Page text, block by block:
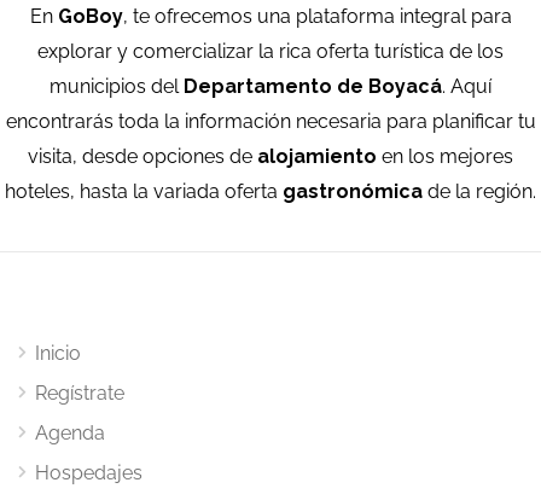
En GoBoy, te ofrecemos una plataforma integral para
explorar y comercializar la rica oferta turística de los
municipios del Departamento de Boyacá. Aquí
encontrarás toda la información necesaria para planificar tu
visita, desde opciones de alojamiento en los mejores
hoteles, hasta la variada oferta gastronómica de la región.
Inicio
Regístrate
Agenda
Hospedajes